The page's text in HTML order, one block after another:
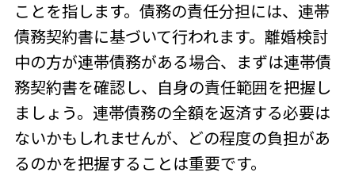
ことを指します。債務の責任分担には、連帯
債務契約書に基づいて行われます。離婚検討
中の方が連帯債務がある場合、まずは連帯債
務契約書を確認し、自身の責任範囲を把握し
ましょう。連帯債務の全額を返済する必要は
ないかもしれませんが、どの程度の負担があ
るのかを把握することは重要です。